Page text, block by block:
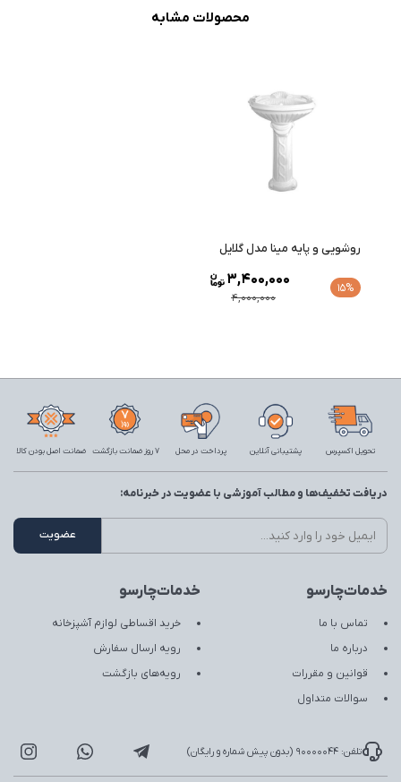
محصولات مشابه
روشویی و پایه مینا مدل گلایل
15%
4,000,000
3,400,000
تحویل اکسپرس پشتیبانی آنلاین پرداخت در محل 7 روز ضمانت بازگشت ضمانت اصل بودن کالا
خدمات‌چارسو
تماس با ما
درباره ما
قوانین و مقررات
سوالات متداول
خدمات‌چارسو
خرید اقساطی لوازم آشپزخانه
رویه ارسال سفارش
رویه‌های بازگشت
دریافت تخفیف‌ها و مطالب آموزشی با عضویت در خبرنامه:
تلفن: 90000044 (بدون پیش شماره و رایگان)